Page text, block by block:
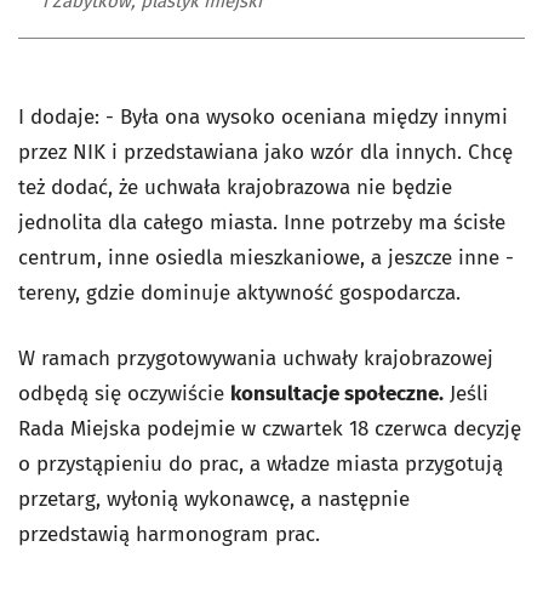
I dodaje: - Była ona wysoko oceniana między innymi
przez NIK i przedstawiana jako wzór dla innych. Chcę
też dodać, że uchwała krajobrazowa nie będzie
jednolita dla całego miasta. Inne potrzeby ma ścisłe
centrum, inne osiedla mieszkaniowe, a jeszcze inne -
tereny, gdzie dominuje aktywność gospodarcza.
W ramach przygotowywania uchwały krajobrazowej
odbędą się oczywiście konsultacje społeczne. Jeśli
Rada Miejska podejmie w czwartek 18 czerwca decyzję
o przystąpieniu do prac, a władze miasta przygotują
przetarg, wyłonią wykonawcę, a następnie
przedstawią harmonogram prac.